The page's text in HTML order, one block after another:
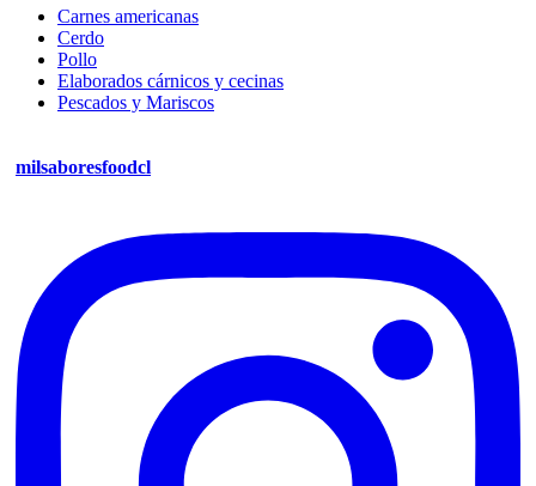
Carnes americanas
Cerdo
Pollo
Elaborados cárnicos y cecinas
Pescados y Mariscos
milsaboresfoodcl